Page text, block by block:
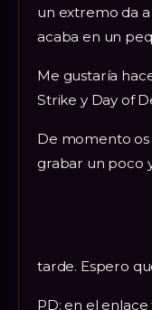
un extremo da
acaba en un
Me gustaría
Strike y Day of
De momento os
grabar un poco
tarde. Espero
PD: en el